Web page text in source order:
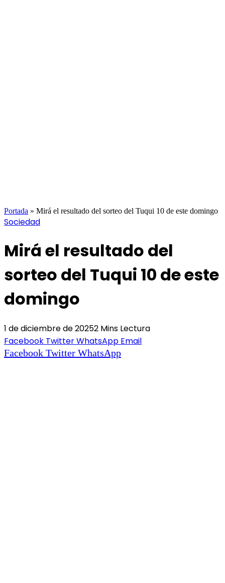
Portada » Mirá el resultado del sorteo del Tuqui 10 de este domingo
Sociedad
Mirá el resultado del
sorteo del Tuqui 10 de este
domingo
1 de diciembre de 20252 Mins Lectura
Facebook TwitterWhatsApp Email
Facebook Twitter WhatsApp